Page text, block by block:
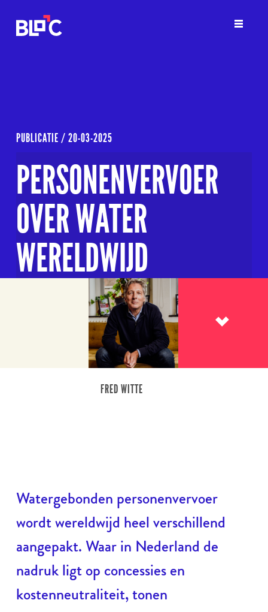
PUBLICATIE / 20-03-2025
PERSONENVERVOER
OVER WATER
WERELDWIJD
FRED WITTE
Watergebonden personenvervoer
wordt wereldwijd heel verschillend
aangepakt. Waar in Nederland de
nadruk ligt op concessies en
kostenneutraliteit, tonen